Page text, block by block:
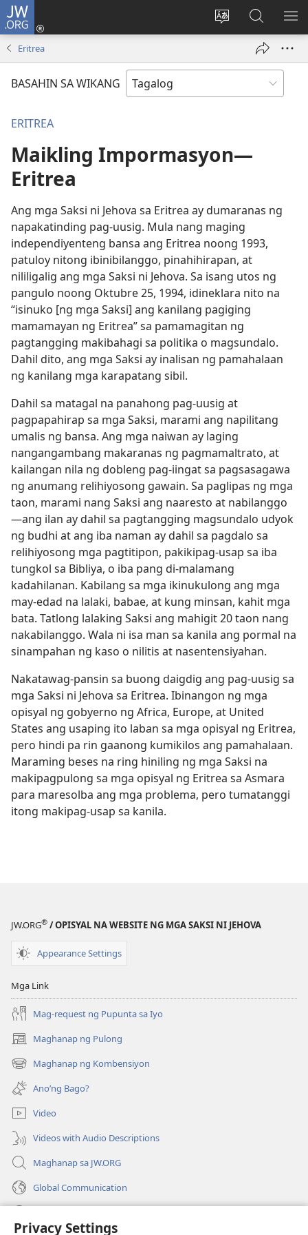
Privacy Settings
JW.ORG
Baguhin
ng
Mag-
log
bubukas
sa
JW.ORG
Eritrea
BASAHIN SA WIKANG
ERITREA
Maikling Impormasyon—
Eritrea
Ang mga Saksi ni Jehova sa Eritrea ay dumaranas ng
napakatinding pag-uusig. Mula nang maging
independiyenteng bansa ang Eritrea noong 1993,
patuloy nitong ibinibilanggo, pinahihirapan, at
nililigalig ang mga Saksi ni Jehova. Sa isang utos ng
pangulo noong Oktubre 25, 1994, idineklara nito na
“isinuko [ng mga Saksi] ang kanilang pagiging
mamamayan ng Eritrea” sa pamamagitan ng
pagtangging makibahagi sa politika o magsundalo.
Dahil dito, ang mga Saksi ay inalisan ng pamahalaan
ng kanilang mga karapatang sibil.
Dahil sa matagal na panahong pag-uusig at
pagpapahirap sa mga Saksi, marami ang napilitang
umalis ng bansa. Ang mga naiwan ay laging
nangangambang makaranas ng pagmamaltrato, at
kailangan nila ng dobleng pag-iingat sa pagsasagawa
ng anumang relihiyosong gawain. Sa paglipas ng mga
taon, marami nang Saksi ang naaresto at nabilanggo
—ang ilan ay dahil sa pagtangging magsundalo udyok
ng budhi at ang iba naman ay dahil sa pagdalo sa
relihiyosong mga pagtitipon, pakikipag-usap sa iba
tungkol sa Bibliya, o iba pang di-malamang
kadahilanan. Kabilang sa mga ikinukulong ang mga
may-edad na lalaki, babae, at kung minsan, kahit mga
bata. Tatlong lalaking Saksi ang mahigit 20 taon nang
nakabilanggo. Wala ni isa man sa kanila ang pormal na
sinampahan ng kaso o nilitis at nasentensiyahan.
Nakatawag-pansin sa buong daigdig ang pag-uusig sa
mga Saksi ni Jehova sa Eritrea. Ibinangon ng mga
opisyal ng gobyerno ng Africa, Europe, at United
States ang usaping ito laban sa mga opisyal ng Eritrea,
pero hindi pa rin gaanong kumikilos ang pamahalaan.
Maraming beses na ring hiniling ng mga Saksi na
makipagpulong sa mga opisyal ng Eritrea sa Asmara
para maresolba ang mga problema, pero tumatanggi
itong makipag-usap sa kanila.
JW.ORG® / OPISYAL NA WEBSITE NG MGA SAKSI NI JEHOVA
Appearance Settings
Mga Link
Mag-request ng Pupunta sa Iyo
Maghanap ng Pulong
(may
bubukas
na
bagong
window)
Maghanap ng Kombensiyon
(may
bubukas
na
bagong
window)
Ano’ng Bago?
Video
Videos with Audio Descriptions
Maghanap sa JW.ORG
Global Communication